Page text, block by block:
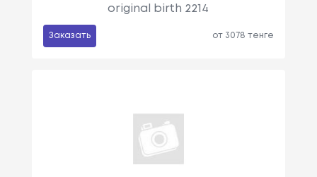
original birth 2214
Заказать от 3078 тенге